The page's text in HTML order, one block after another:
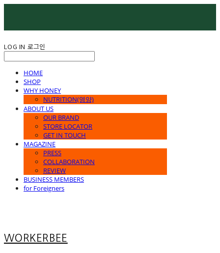
LOG IN 로그인
HOME
SHOP
WHY HONEY
NUTRITION(영양)
ABOUT US
OUR BRAND
STORE LOCATOR
GET IN TOUCH
MAGAZINE
PRESS
COLLABORATION
REVIEW
BUSINESS MEMBERS
for Foreigners
WORKERBEE